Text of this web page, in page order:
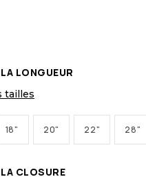
LONGUEUR
tailles
18" 20" 22" 28"
CLOSURE